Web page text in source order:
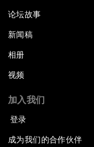
论坛故事
新闻稿
相册
视频
加入我们
登录
成为我们的合作伙伴